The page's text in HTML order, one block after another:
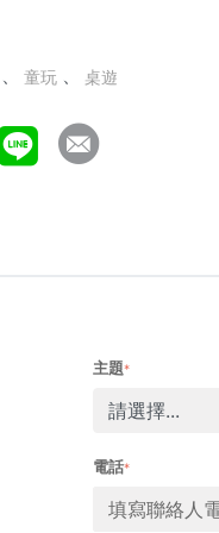
童玩 桌遊
主題*
電話*